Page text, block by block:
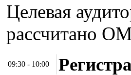
Целевая
рассчитано
09:30 - 10:00